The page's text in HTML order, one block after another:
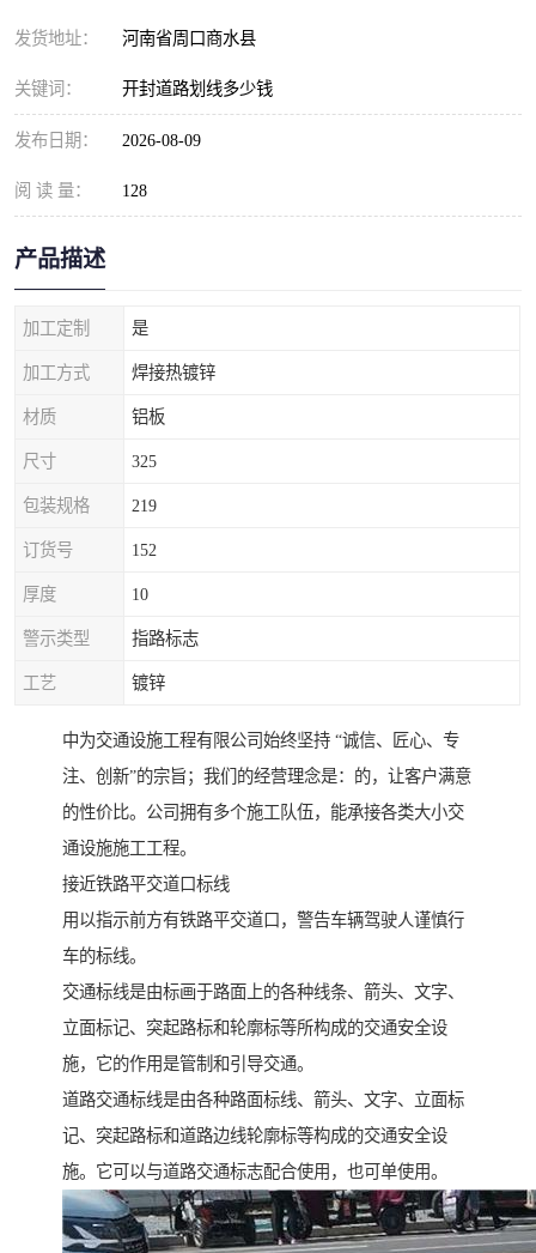
发货地址： 河南省周口商水县
关键词： 开封道路划线多少钱
发布日期： 2026-08-09
阅 读 量： 128
产品描述
加工定制 是
加工方式 焊接热镀锌
材质 铝板
尺寸 325
包装规格 219
订货号 152
厚度 10
警示类型 指路标志
工艺 镀锌
中为交通设施工程有限公司始终坚持 “诚信、匠心、专
注、创新”的宗旨；我们的经营理念是：的，让客户满意
的性价比。公司拥有多个施工队伍，能承接各类大小交
通设施施工工程。
接近铁路平交道口标线
用以指示前方有铁路平交道口，警告车辆驾驶人谨慎行
车的标线。
交通标线是由标画于路面上的各种线条、箭头、文字、
立面标记、突起路标和轮廓标等所构成的交通安全设
施，它的作用是管制和引导交通。
道路交通标线是由各种路面标线、箭头、文字、立面标
记、突起路标和道路边线轮廓标等构成的交通安全设
施。它可以与道路交通标志配合使用，也可单使用。